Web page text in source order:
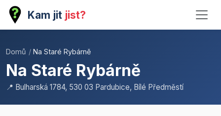
Kam jit jist?
Domů / Na Staré Rybárně
Na Staré Rybárně
📍 Bulharská 1784, 530 03 Pardubice, Bílé Předměstí